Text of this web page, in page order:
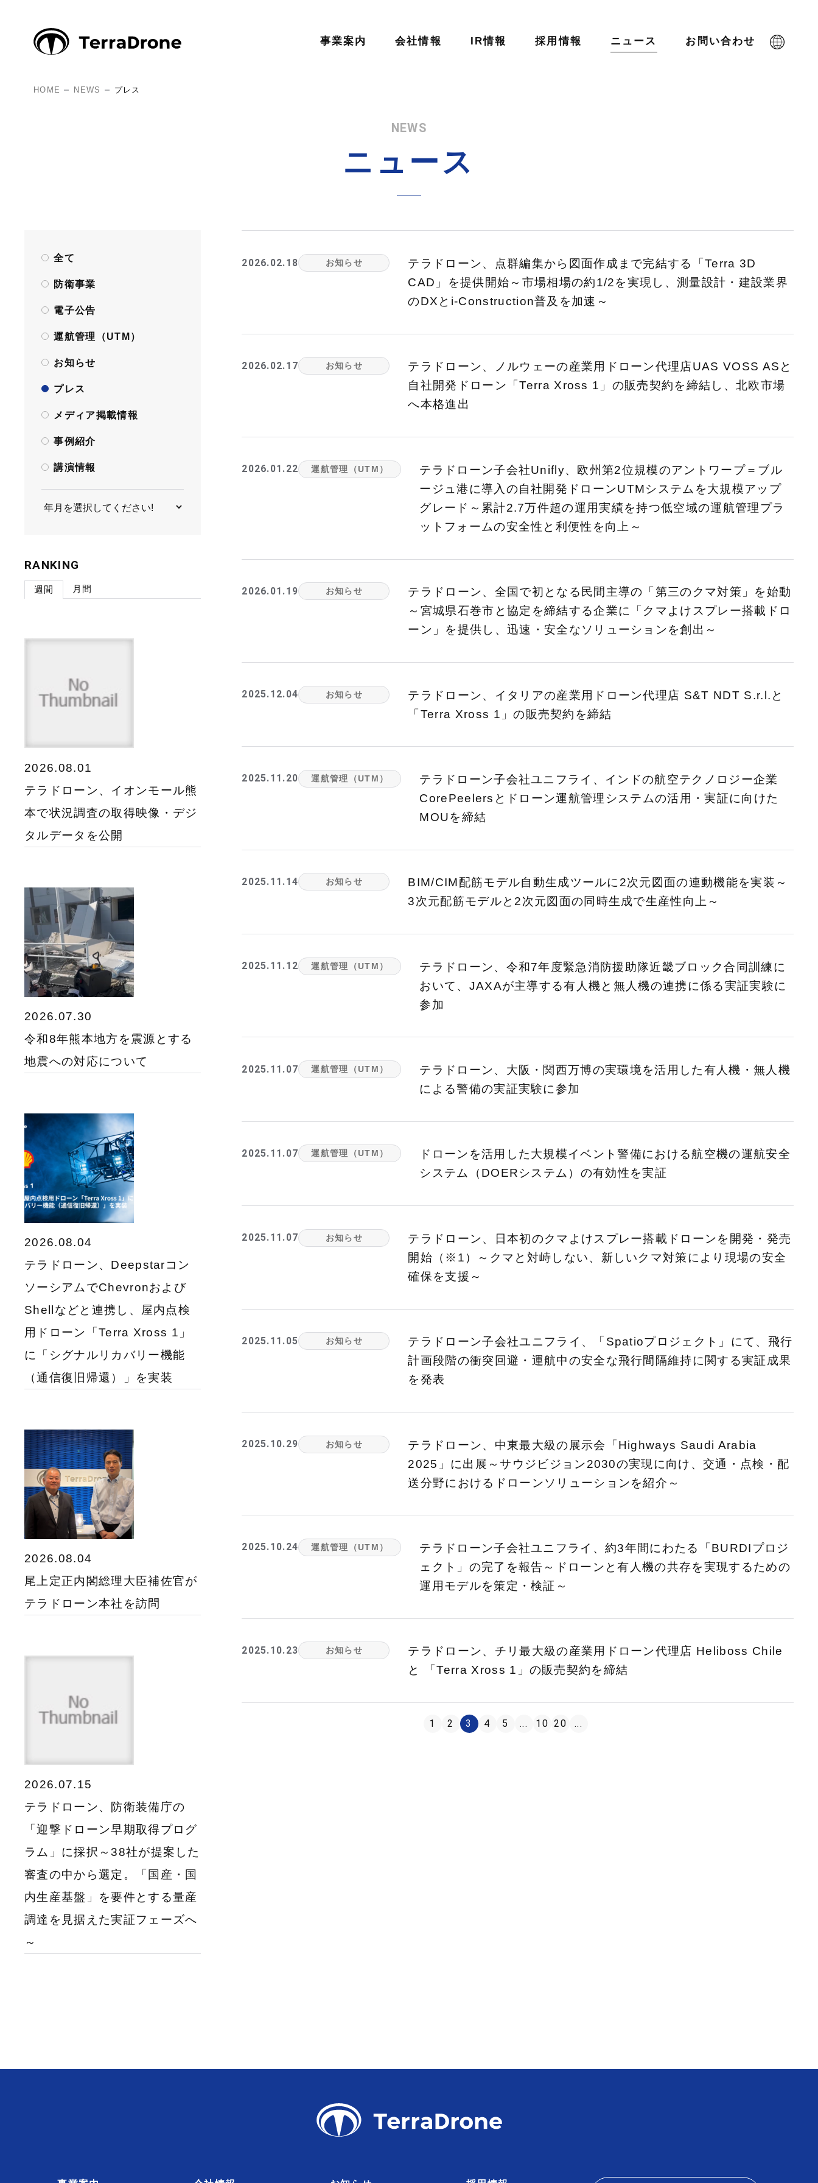
事業案内 会社情報 IR情報 採用情報 ニュース お問い合わせ
HOME NEWS プレス
NEWS
ニュース
全て
防衛事業
電子公告
運航管理（UTM）
お知らせ
プレス
メディア掲載情報
事例紹介
講演情報
RANKING
週間 月間
2026.08.01
テラドローン、イオンモール熊
本で状況調査の取得映像・デジ
タルデータを公開
2026.07.30
令和8年熊本地方を震源とする
地震への対応について
2026.08.04
テラドローン、Deepstarコン
ソーシアムでChevronおよび
Shellなどと連携し、屋内点検
用ドローン「Terra Xross 1」
に「シグナルリカバリー機能
（通信復旧帰還）」を実装
2026.08.04
尾上定正内閣総理大臣補佐官が
テラドローン本社を訪問
2026.07.15
テラドローン、防衛装備庁の
「迎撃ドローン早期取得プログ
ラム」に採択～38社が提案した
審査の中から選定。「国産・国
内生産基盤」を要件とする量産
調達を見据えた実証フェーズへ
～
2026.02.18 お知らせ
テラドローン、点群編集から図面作成まで完結する「Terra 3D
CAD」を提供開始～市場相場の約1/2を実現し、測量設計・建設業界
のDXとi-Construction普及を加速～
2026.02.17 お知らせ
テラドローン、ノルウェーの産業用ドローン代理店UAS VOSS ASと
自社開発ドローン「Terra Xross 1」の販売契約を締結し、北欧市場
へ本格進出
2026.01.22 運航管理（UTM）
テラドローン子会社Unifly、欧州第2位規模のアントワープ＝ブル
ージュ港に導入の自社開発ドローンUTMシステムを大規模アップ
グレード～累計2.7万件超の運用実績を持つ低空域の運航管理プラ
ットフォームの安全性と利便性を向上～
2026.01.19 お知らせ
テラドローン、全国で初となる民間主導の「第三のクマ対策」を始動
～宮城県石巻市と協定を締結する企業に「クマよけスプレー搭載ドロ
ーン」を提供し、迅速・安全なソリューションを創出～
2025.12.04 お知らせ
テラドローン、イタリアの産業用ドローン代理店 S&T NDT S.r.l.と
「Terra Xross 1」の販売契約を締結
2025.11.20 運航管理（UTM）
テラドローン子会社ユニフライ、インドの航空テクノロジー企業
CorePeelersとドローン運航管理システムの活用・実証に向けた
MOUを締結
2025.11.14 お知らせ
BIM/CIM配筋モデル自動生成ツールに2次元図面の連動機能を実装～
3次元配筋モデルと2次元図面の同時生成で生産性向上～
2025.11.12 運航管理（UTM）
テラドローン、令和7年度緊急消防援助隊近畿ブロック合同訓練に
おいて、JAXAが主導する有人機と無人機の連携に係る実証実験に
参加
2025.11.07 運航管理（UTM）
テラドローン、大阪・関西万博の実環境を活用した有人機・無人機
による警備の実証実験に参加
2025.11.07 運航管理（UTM）
ドローンを活用した大規模イベント警備における航空機の運航安全
システム（DOERシステム）の有効性を実証
2025.11.07 お知らせ
テラドローン、日本初のクマよけスプレー搭載ドローンを開発・発売
開始（※1）～クマと対峙しない、新しいクマ対策により現場の安全
確保を支援～
2025.11.05 お知らせ
テラドローン子会社ユニフライ、「Spatioプロジェクト」にて、飛行
計画段階の衝突回避・運航中の安全な飛行間隔維持に関する実証成果
を発表
2025.10.29 お知らせ
テラドローン、中東最大級の展示会「Highways Saudi Arabia
2025」に出展～サウジビジョン2030の実現に向け、交通・点検・配
送分野におけるドローンソリューションを紹介～
2025.10.24 運航管理（UTM）
テラドローン子会社ユニフライ、約3年間にわたる「BURDIプロジ
ェクト」の完了を報告～ドローンと有人機の共存を実現するための
運用モデルを策定・検証～
2025.10.23 お知らせ
テラドローン、チリ最大級の産業用ドローン代理店 Heliboss Chile
と 「Terra Xross 1」の販売契約を締結
1 2 3 4 5 ... 10 20 ...